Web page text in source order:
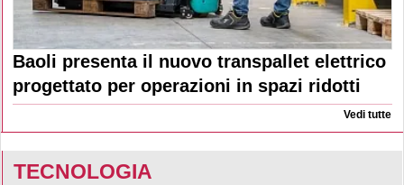
Baoli presenta il nuovo transpallet elettrico
progettato per operazioni in spazi ridotti
Vedi tutte
TECNOLOGIA